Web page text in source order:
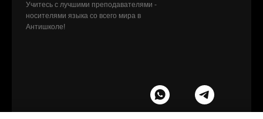
Учитесь с лучшими преподавателями -
носителями языка со всего мира в
Антишколе!